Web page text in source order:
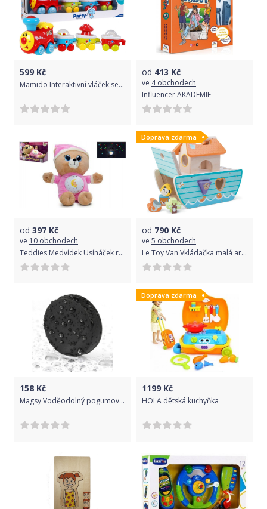
599 Kč
Mamido Interaktivní vláček se zvuky
od 413 Kč
ve 4 obchodech
Influencer AKADEMIE
od 397 Kč
ve 10 obchodech
Teddies Medvídek Usínáček růžová
Doprava zdarma
od 790 Kč
ve 5 obchodech
Le Toy Van Vkládačka malá archa
158 Kč
Magsy Voděodolný pogumovaný neodymový magnet válec pr. 22 x 6,4 mm 25053
Doprava zdarma
1199 Kč
HOLA dětská kuchyňka